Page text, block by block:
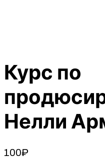
Курс по
Нелли
100₽